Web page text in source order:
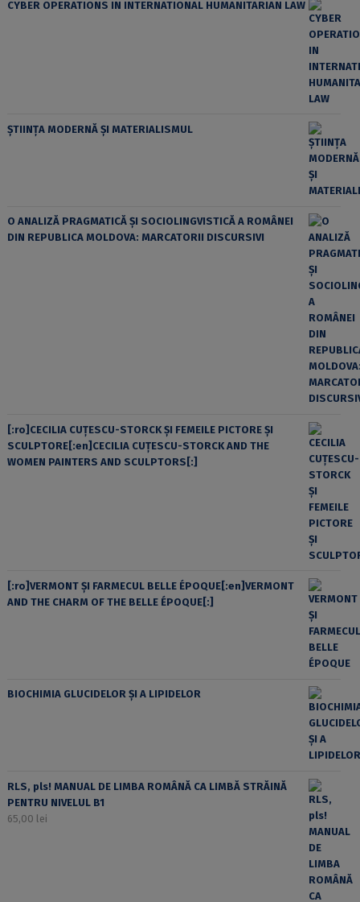
CYBER OPERATIONS IN INTERNATIONAL HUMANITARIAN LAW
ȘTIINȚA MODERNĂ ȘI MATERIALISMUL
O ANALIZĂ PRAGMATICĂ ȘI SOCIOLINGVISTICĂ A ROMÂNEI
DIN REPUBLICA MOLDOVA: MARCATORII DISCURSIVI
[:ro]CECILIA CUŢESCU-STORCK ŞI FEMEILE PICTORE ŞI
SCULPTORE[:en]CECILIA CUŢESCU-STORCK AND THE
WOMEN PAINTERS AND SCULPTORS[:]
[:ro]VERMONT ȘI FARMECUL BELLE ÉPOQUE[:en]VERMONT
AND THE CHARM OF THE BELLE ÉPOQUE[:]
BIOCHIMIA GLUCIDELOR ȘI A LIPIDELOR
RLS, pls! MANUAL DE LIMBA ROMÂNĂ CA LIMBĂ STRĂINĂ
PENTRU NIVELUL B1
65,00 lei